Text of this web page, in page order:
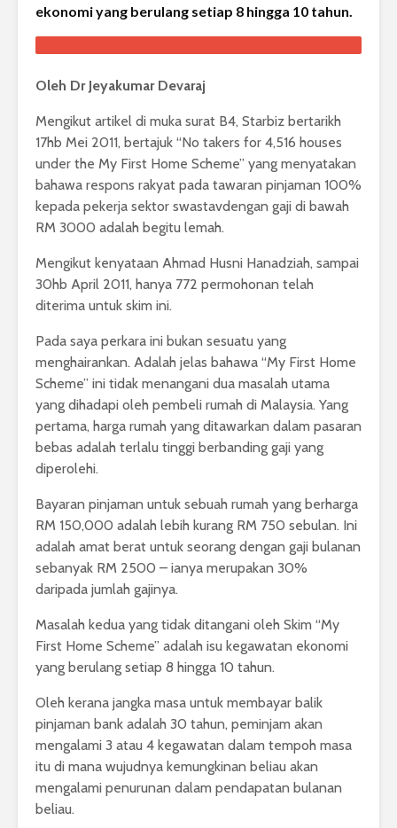
ekonomi yang berulang setiap 8 hingga 10 tahun.
Oleh Dr Jeyakumar Devaraj
Mengikut artikel di muka surat B4, Starbiz bertarikh
17hb Mei 2011, bertajuk “No takers for 4,516 houses
under the My First Home Scheme” yang menyatakan
bahawa respons rakyat pada tawaran pinjaman 100%
kepada pekerja sektor swastavdengan gaji di bawah
RM 3000 adalah begitu lemah.
Mengikut kenyataan Ahmad Husni Hanadziah, sampai
30hb April 2011, hanya 772 permohonan telah
diterima untuk skim ini.
Pada saya perkara ini bukan sesuatu yang
menghairankan. Adalah jelas bahawa “My First Home
Scheme” ini tidak menangani dua masalah utama
yang dihadapi oleh pembeli rumah di Malaysia. Yang
pertama, harga rumah yang ditawarkan dalam pasaran
bebas adalah terlalu tinggi berbanding gaji yang
diperolehi.
Bayaran pinjaman untuk sebuah rumah yang berharga
RM 150,000 adalah lebih kurang RM 750 sebulan. Ini
adalah amat berat untuk seorang dengan gaji bulanan
sebanyak RM 2500 – ianya merupakan 30%
daripada jumlah gajinya.
Masalah kedua yang tidak ditangani oleh Skim “My
First Home Scheme” adalah isu kegawatan ekonomi
yang berulang setiap 8 hingga 10 tahun.
Oleh kerana jangka masa untuk membayar balik
pinjaman bank adalah 30 tahun, peminjam akan
mengalami 3 atau 4 kegawatan dalam tempoh masa
itu di mana wujudnya kemungkinan beliau akan
mengalami penurunan dalam pendapatan bulanan
beliau.